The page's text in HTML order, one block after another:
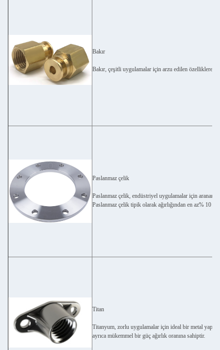
Bakır
Bakır, çeşitli uygulamalar için arzu edilen özelliklere
Paslanmaz çelik
Paslanmaz çelik, endüstriyel uygulamalar için aranan
Paslanmaz çelik tipik olarak ağırlığından en az% 10
Titan
Titanyum, zorlu uygulamalar için ideal bir metal
ayrıca mükemmel bir güç ağırlık oranına sahiptir.